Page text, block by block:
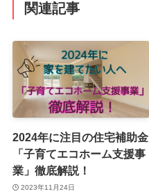
関連記事
2024年に注目の住宅補助金
「子育てエコホーム支援事
業」徹底解説！
2023年11月24日